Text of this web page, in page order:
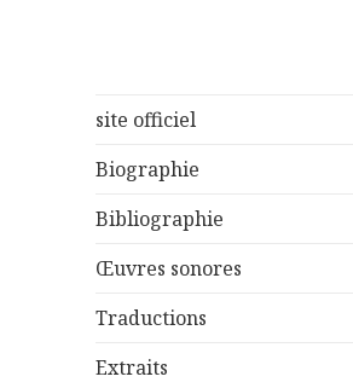
site officiel
Biographie
Bibliographie
Œuvres sonores
Traductions
Extraits